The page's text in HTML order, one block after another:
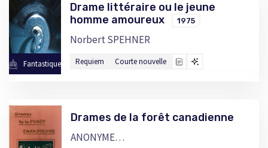
Fantastique
Drame littéraire ou le jeune
homme amoureux
1975
Norbert SPEHNER
Requiem Courte nouvelle
Drames de la forêt canadienne
ANONYME…